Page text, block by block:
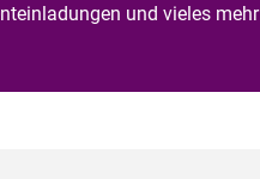
und vieles mehr